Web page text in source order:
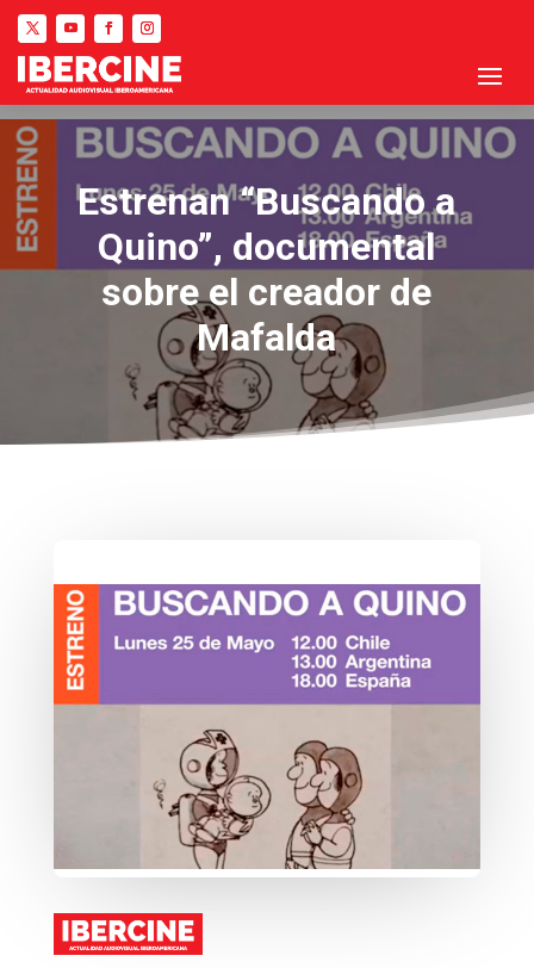
Estrenan “Buscando a
Quino”, documental
sobre el creador de
Mafalda